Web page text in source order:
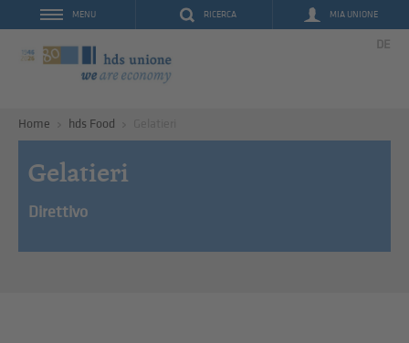
RICERCA MIA UNIONE
MENU
DE
Home hds Food
Gelatieri
Direttivo